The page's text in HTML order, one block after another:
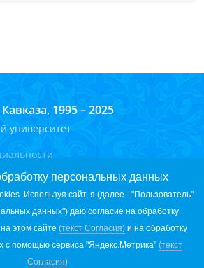
персональных данных
Используя сайт, я (далее - "Пользователь"
данных") даю согласие на обработку
этом сайте (текст Согласия)и на обработку
с помощью сервиса "Яндекс.Метрика" (текст
Согласия)
1995 – 2025
университет
персональных данных на сайте
персональных данных с помощью